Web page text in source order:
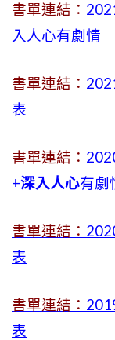
書單連結：
入人心有劇情
書單連結：
表
書單連結：
+深入人心有劇
書單連結：
表
書單連結：
表